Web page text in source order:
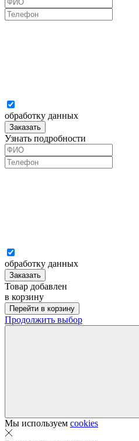
обработку данных
Заказать
Узнать подробности
обработку данных
Заказать
Товар добавлен
в корзину
Перейти в корзину
Продолжить выбор
Мы используем cookies